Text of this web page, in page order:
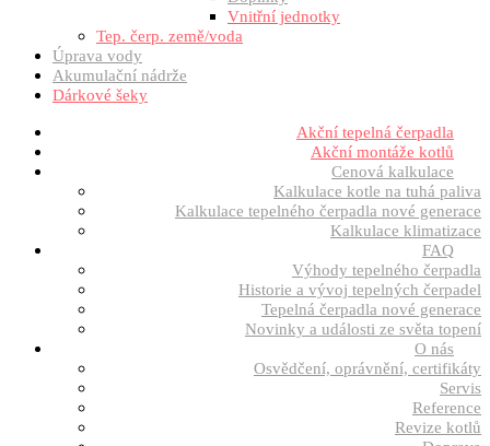
Vnitřní jednotky
Tep. čerp. země/voda
Úprava vody
Akumulační nádrže
Dárkové šeky
Akční tepelná čerpadla
Akční montáže kotlů
Cenová kalkulace
Kalkulace kotle na tuhá paliva
Kalkulace tepelného čerpadla nové generace
Kalkulace klimatizace
FAQ
Výhody tepelného čerpadla
Historie a vývoj tepelných čerpadel
Tepelná čerpadla nové generace
Novinky a události ze světa topení
O nás
Osvědčení, oprávnění, certifikáty
Servis
Reference
Revize kotlů